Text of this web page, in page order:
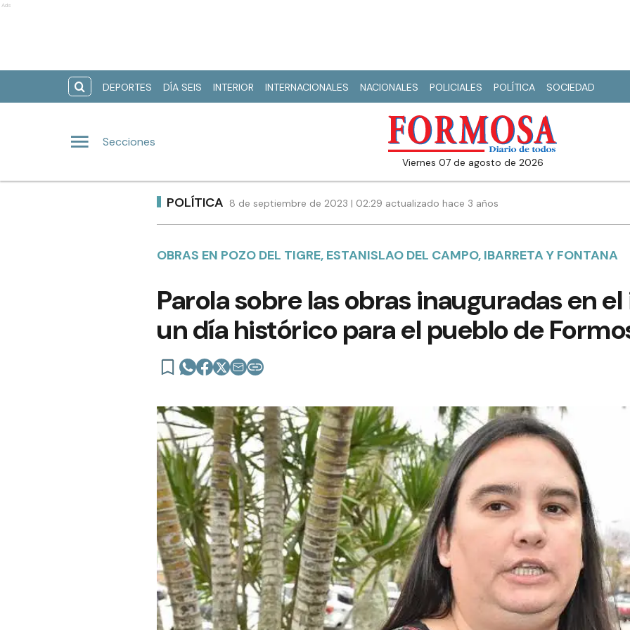
Ads
DEPORTES DÍA SEIS INTERIOR INTERNACIONALES NACIONALES POLICIALES POLÍTICA SOCIEDAD
Secciones
viernes 07 de agosto de 2026
POLÍTICA 8 de septiembre de 2023 | 02:29 actualizado hace 3 años
OBRAS EN POZO DEL TIGRE, ESTANISLAO DEL CAMPO, IBARRETA Y FONTANA
Parola sobre las obras inauguradas en
un día histórico para el pueblo de